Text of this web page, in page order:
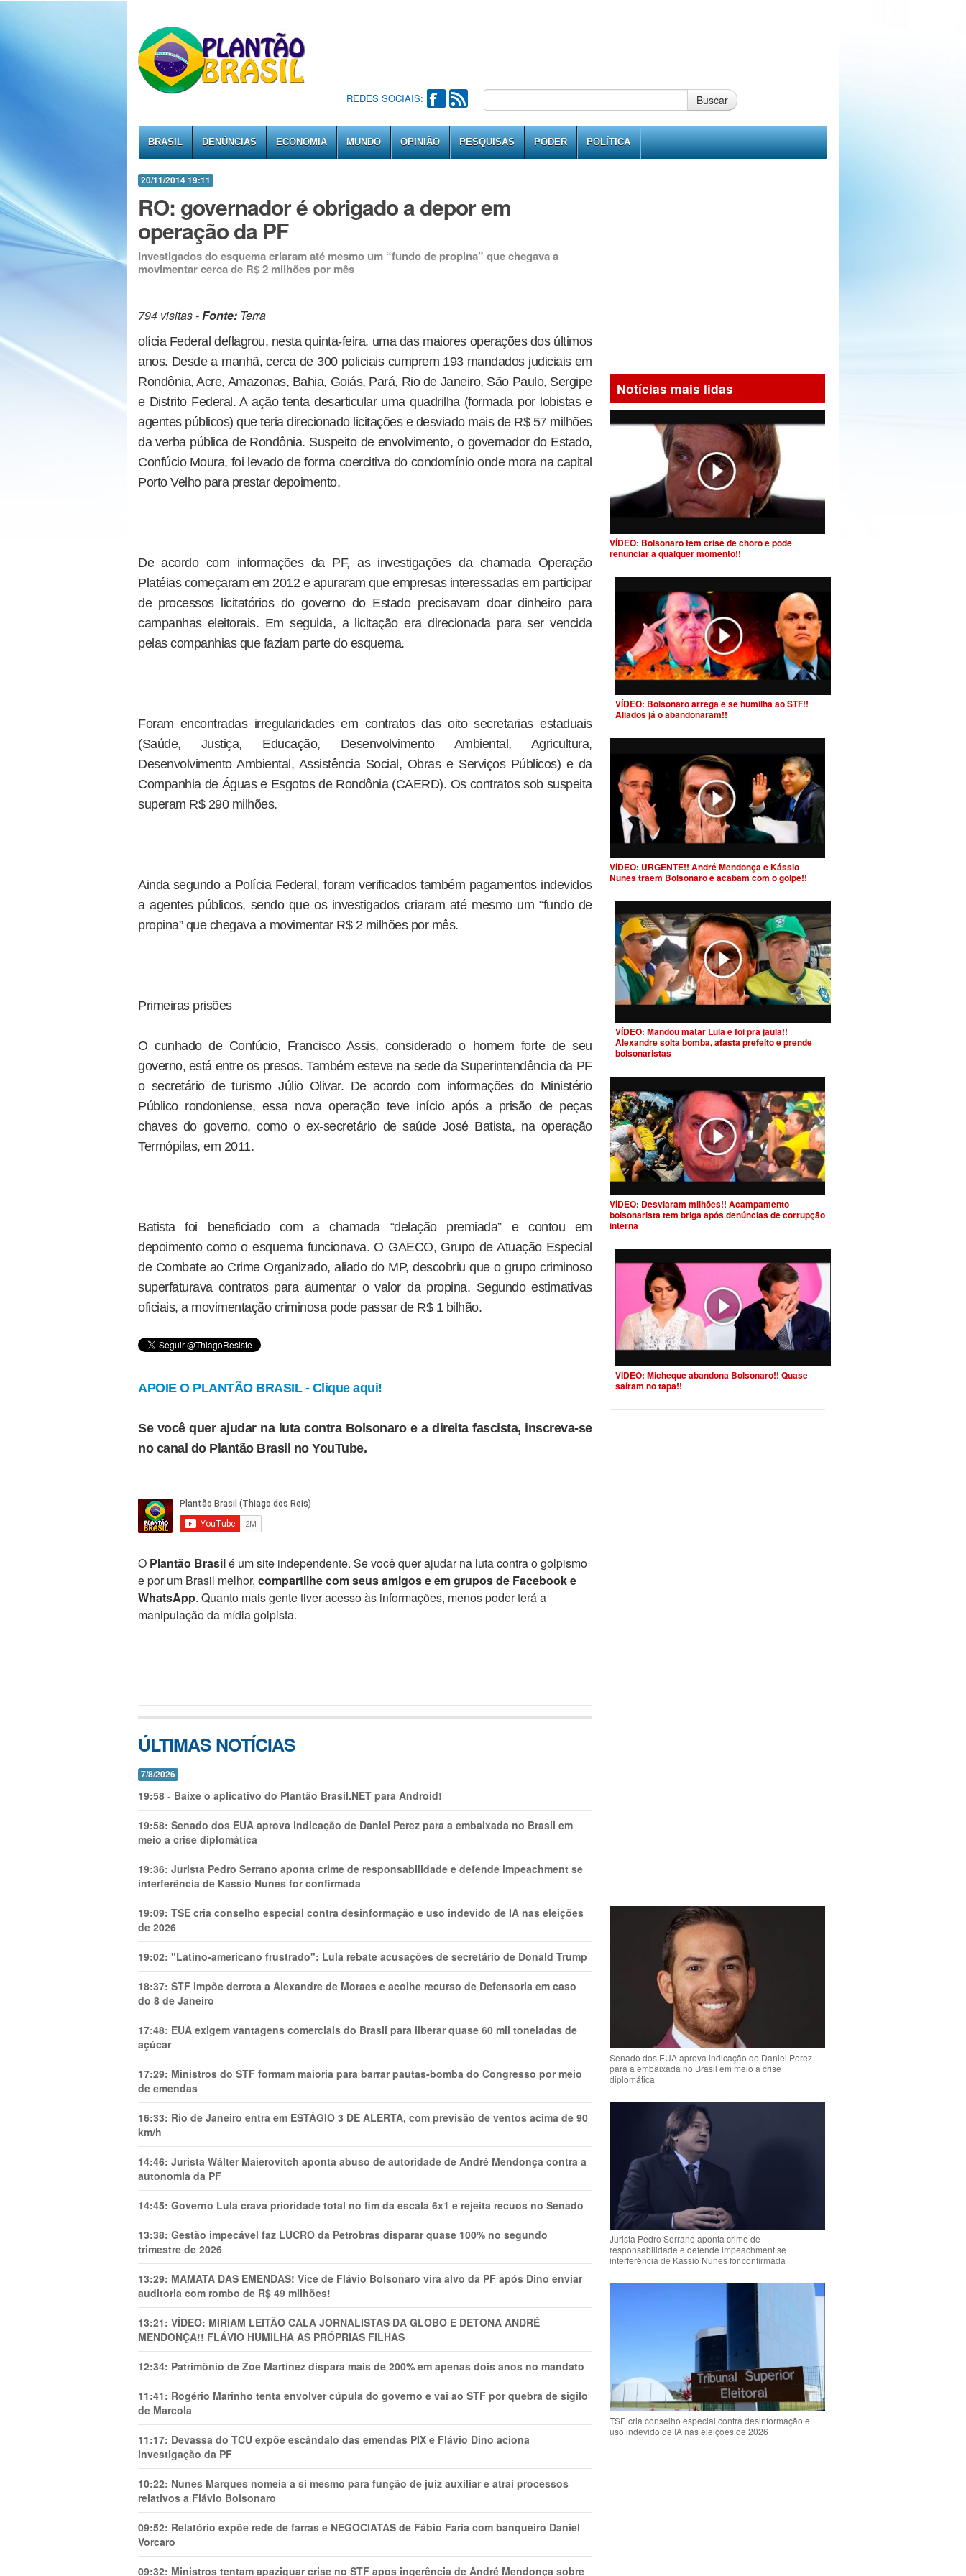
REDES SOCIAIS: Buscar
BRASIL DENÚNCIAS ECONOMIA MUNDO OPINIÃO PESQUISAS PODER POLÍTICA
20/11/2014 19:11
RO: governador é obrigado a depor em
operação da PF
Investigados do esquema criaram até mesmo um “fundo de propina” que chegava a
movimentar cerca de R$ 2 milhões por mês
794 visitas -Fonte: Terra
olícia Federal deflagrou, nesta quinta-feira, uma das maiores operações dos últimos
anos. Desde a manhã, cerca de 300 policiais cumprem 193 mandados judiciais em
Rondônia, Acre, Amazonas, Bahia, Goiás, Pará, Rio de Janeiro, São Paulo, Sergipe
e Distrito Federal. A ação tenta desarticular uma quadrilha (formada por lobistas e
agentes públicos) que teria direcionado licitações e desviado mais de R$ 57 milhões
da verba pública de Rondônia. Suspeito de envolvimento, o governador do Estado,
Confúcio Moura, foi levado de forma coercitiva do condomínio onde mora na capital
Porto Velho para prestar depoimento.
De acordo com informações da PF, as investigações da chamada Operação
Platéias começaram em 2012 e apuraram que empresas interessadas em participar
de processos licitatórios do governo do Estado precisavam doar dinheiro para
campanhas eleitorais. Em seguida, a licitação era direcionada para ser vencida
pelas companhias que faziam parte do esquema.
Foram encontradas irregularidades em contratos das oito secretarias estaduais
(Saúde, Justiça, Educação, Desenvolvimento Ambiental, Agricultura,
Desenvolvimento Ambiental, Assistência Social, Obras e Serviços Públicos) e da
Companhia de Águas e Esgotos de Rondônia (CAERD). Os contratos sob suspeita
superam R$ 290 milhões.
Ainda segundo a Polícia Federal, foram verificados também pagamentos indevidos
a agentes públicos, sendo que os investigados criaram até mesmo um “fundo de
propina” que chegava a movimentar R$ 2 milhões por mês.
Primeiras prisões
O cunhado de Confúcio, Francisco Assis, considerado o homem forte de seu
governo, está entre os presos. Também esteve na sede da Superintendência da PF
o secretário de turismo Júlio Olivar. De acordo com informações do Ministério
Público rondoniense, essa nova operação teve início após a prisão de peças
chaves do governo, como o ex-secretário de saúde José Batista, na operação
Termópilas, em 2011.
Batista foi beneficiado com a chamada “delação premiada” e contou em
depoimento como o esquema funcionava. O GAECO, Grupo de Atuação Especial
de Combate ao Crime Organizado, aliado do MP, descobriu que o grupo criminoso
superfaturava contratos para aumentar o valor da propina. Segundo estimativas
oficiais, a movimentação criminosa pode passar de R$ 1 bilhão.
APOIE O PLANTÃO BRASIL - Clique aqui!
Se você quer ajudar na luta contra Bolsonaro e a direita fascista, inscreva-se
no canal do Plantão Brasil no YouTube.
O Plantão Brasilé um site independente. Se você quer ajudar na luta contra o golpismo
e por um Brasil melhor, compartilhe com seus amigos e em grupos de Facebook e
WhatsApp. Quanto mais gente tiver acesso às informações, menos poder terá a
manipulação da mídia golpista.
ÚLTIMAS NOTÍCIAS
7/8/2026
19:58 - Baixe o aplicativo do Plantão Brasil.NET para Android!
19:58: Senado dos EUA aprova indicação de Daniel Perez para a embaixada no Brasil em
meio a crise diplomática
19:36: Jurista Pedro Serrano aponta crime de responsabilidade e defende impeachment se
interferência de Kassio Nunes for confirmada
19:09: TSE cria conselho especial contra desinformação e uso indevido de IA nas eleições
de 2026
19:02: "Latino-americano frustrado": Lula rebate acusações de secretário de Donald Trump
18:37: STF impõe derrota a Alexandre de Moraes e acolhe recurso de Defensoria em caso
do 8 de Janeiro
17:48: EUA exigem vantagens comerciais do Brasil para liberar quase 60 mil toneladas de
açúcar
17:29: Ministros do STF formam maioria para barrar pautas-bomba do Congresso por meio
de emendas
16:33: Rio de Janeiro entra em ESTÁGIO 3 DE ALERTA, com previsão de ventos acima de 90
km/h
14:46: Jurista Wálter Maierovitch aponta abuso de autoridade de André Mendonça contra a
autonomia da PF
14:45: Governo Lula crava prioridade total no fim da escala 6x1 e rejeita recuos no Senado
13:38: Gestão impecável faz LUCRO da Petrobras disparar quase 100% no segundo
trimestre de 2026
13:29: MAMATA DAS EMENDAS! Vice de Flávio Bolsonaro vira alvo da PF após Dino enviar
auditoria com rombo de R$ 49 milhões!
13:21: VÍDEO: MIRIAM LEITÃO CALA JORNALISTAS DA GLOBO E DETONA ANDRÉ
MENDONÇA!! FLÁVIO HUMILHA AS PRÓPRIAS FILHAS
12:34: Patrimônio de Zoe Martínez dispara mais de 200% em apenas dois anos no mandato
11:41: Rogério Marinho tenta envolver cúpula do governo e vai ao STF por quebra de sigilo
de Marcola
11:17: Devassa do TCU expõe escândalo das emendas PIX e Flávio Dino aciona
investigação da PF
10:22: Nunes Marques nomeia a si mesmo para função de juiz auxiliar e atrai processos
relativos a Flávio Bolsonaro
09:52: Relatório expõe rede de farras e NEGOCIATAS de Fábio Faria com banqueiro Daniel
Vorcaro
09:32: Ministros tentam apaziguar crise no STF apos ingerência de André Mendonça sobre
Notícias mais lidas
VÍDEO: Bolsonaro tem crise de choro e pode
renunciar a qualquer momento!!
VÍDEO: Bolsonaro arrega e se humilha ao STF!!
Aliados já o abandonaram!!
VÍDEO: URGENTE!! André Mendonça e Kássio
Nunes traem Bolsonaro e acabam com o golpe!!
VÍDEO: Mandou matar Lula e foi pra jaula!!
Alexandre solta bomba, afasta prefeito e prende
bolsonaristas
VÍDEO: Desviaram milhões!! Acampamento
bolsonarista tem briga após denúncias de corrupção
interna
VÍDEO: Micheque abandona Bolsonaro!! Quase
saíram no tapa!!
Senado dos EUA aprova indicação de Daniel Perez
para a embaixada no Brasil em meio a crise
diplomática
Jurista Pedro Serrano aponta crime de
responsabilidade e defende impeachment se
interferência de Kassio Nunes for confirmada
TSE cria conselho especial contra desinformação e
uso indevido de IA nas eleições de 2026